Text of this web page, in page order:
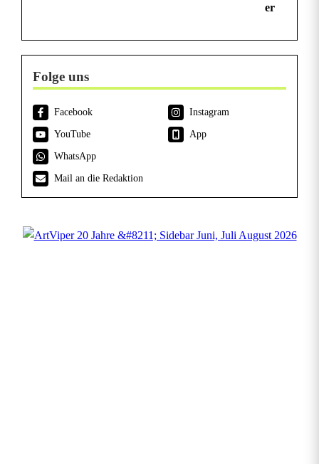
er
Folge uns
Facebook
Instagram
YouTube
App
WhatsApp
Mail an die Redaktion